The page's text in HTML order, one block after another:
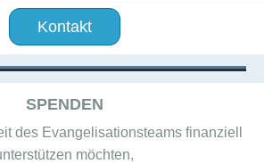
Kontakt
SPENDEN
des Evangelisationsteams finanziell
möchten,